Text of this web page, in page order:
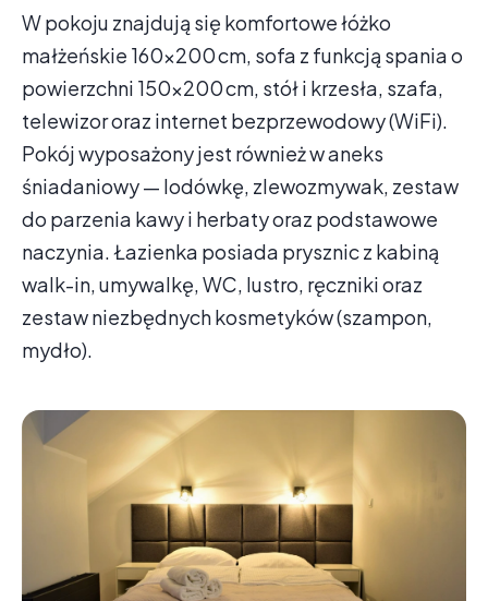
W pokoju znajdują się komfortowe łóżko
małżeńskie 160×200 cm, sofa z funkcją spania o
powierzchni 150×200 cm, stół i krzesła, szafa,
telewizor oraz internet bezprzewodowy (WiFi).
Pokój wyposażony jest również w aneks
śniadaniowy — lodówkę, zlewozmywak, zestaw
do parzenia kawy i herbaty oraz podstawowe
naczynia. Łazienka posiada prysznic z kabiną
walk-in, umywalkę, WC, lustro, ręczniki oraz
zestaw niezbędnych kosmetyków (szampon,
mydło).